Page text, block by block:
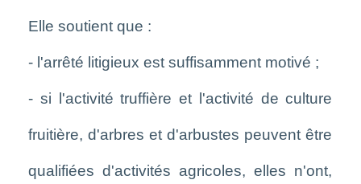
Elle soutient que :
- l'arrêté litigieux est suffisamment motivé ;
- si l'activité truffière et l'activité de culture
fruitière, d'arbres et d'arbustes peuvent être
qualifiées d'activités agricoles, elles n'ont,